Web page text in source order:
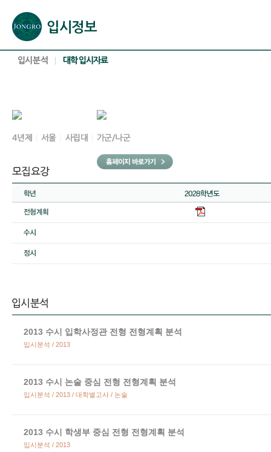
2013 수시 입학사정관 전형 전형계획 분석
입시분석 / 2013
2013 수시 논술 중심 전형 전형계획 분석
입시분석 / 2013 / 대학별고사 / 논술
2013 수시 학생부 중심 전형 전형계획 분석
입시분석 / 2013